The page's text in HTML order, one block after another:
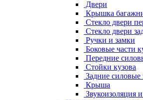
Двери
Крышка
Стекло двери
Стекло двери
Ручки и замки
Боковые части
Передние
Стойки кузова
Задние силовые
Крыша
Звукоизоляция